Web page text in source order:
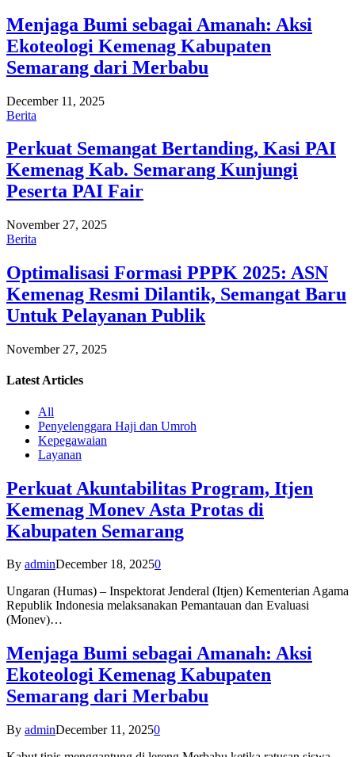
Menjaga Bumi sebagai Amanah: Aksi
Ekoteologi Kemenag Kabupaten
Semarang dari Merbabu
December 11, 2025
Berita
Perkuat Semangat Bertanding, Kasi PAI
Kemenag Kab. Semarang Kunjungi
Peserta PAI Fair
November 27, 2025
Berita
Optimalisasi Formasi PPPK 2025: ASN
Kemenag Resmi Dilantik, Semangat Baru
Untuk Pelayanan Publik
November 27, 2025
Latest Articles
All
Penyelenggara Haji dan Umroh
Kepegawaian
Layanan
Perkuat Akuntabilitas Program, Itjen
Kemenag Monev Asta Protas di
Kabupaten Semarang
By adminDecember 18, 20250
Ungaran (Humas) – Inspektorat Jenderal (Itjen) Kementerian Agama
Republik Indonesia melaksanakan Pemantauan dan Evaluasi
(Monev)…
Menjaga Bumi sebagai Amanah: Aksi
Ekoteologi Kemenag Kabupaten
Semarang dari Merbabu
By adminDecember 11, 20250